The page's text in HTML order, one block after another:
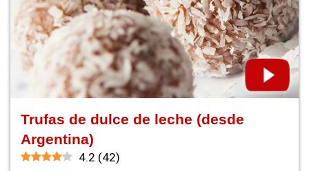
Trufas de dulce de leche (desde
Argentina)
4.2 (42)